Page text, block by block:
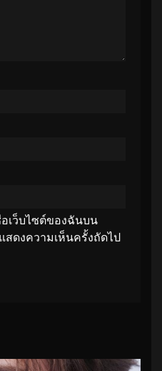
เว็บไซต์ของฉันบน
สดงความเห็นครั้งถัดไป